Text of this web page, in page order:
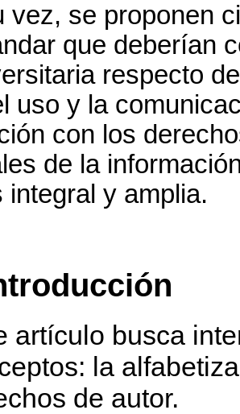
vez, se proponen
que deberían
respecto
uso y la
con los
de la
integral y amplia.
artículo busca
la
de autor.